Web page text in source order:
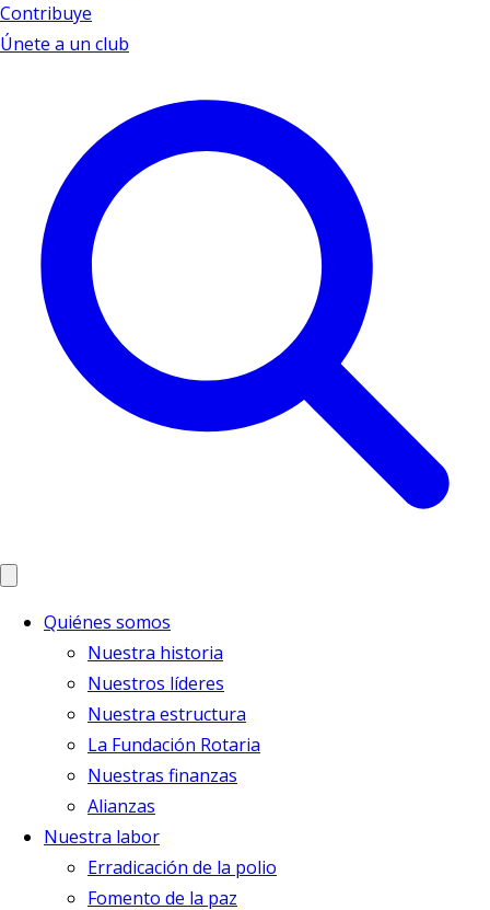
Contribuye
Únete a un club
Quiénes somos
Nuestra historia
Nuestros líderes
Nuestra estructura
La Fundación Rotaria
Nuestras finanzas
Alianzas
Nuestra labor
Erradicación de la polio
Fomento de la paz